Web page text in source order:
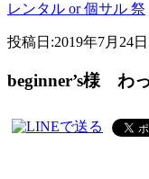
レンタル or 個サル 祭
投稿日:2019年7月24日
beginner’s様 わ